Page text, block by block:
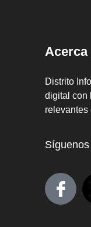
Acerca
Distrito
digital con
relevantes